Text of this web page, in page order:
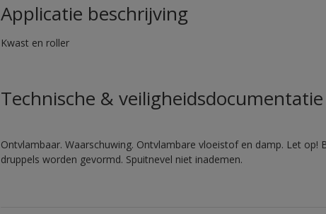
Applicatie beschrijving
Kwast en roller
Technische & veiligheidsdocumentatie
Ontvlambaar. Waarschuwing. Ontvlambare vloeistof en damp. Let op!
druppels worden gevormd. Spuitnevel niet inademen.